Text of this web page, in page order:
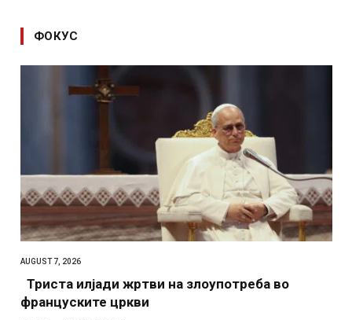
ФОКУС
AUGUST 7, 2026
Триста илјади жртви на злоупотреба во
француските цркви